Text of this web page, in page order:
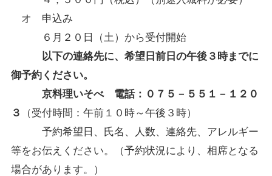
オ 申込み
６月２０日（土）から受付開始
以下の連絡先に、希望日前日の午後３時までに
御予約ください。
京料理いそべ 電話：０７５－５５１－１２０
３
（受付時間：午前１０時～午後３時）
予約希望日、氏名、人数、連絡先、アレルギー
等をお伝えください。（予約状況により、相席となる
場合があります。）